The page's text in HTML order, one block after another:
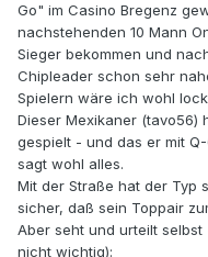
Go" im Casino Bregenz
nachstehenden 10 Mann
Sieger bekommen und
Chipleader schon sehr
Spielern wäre ich wohl
Dieser Mexikaner
gespielt - und das er mit
sagt wohl alles.
Mit der Straße hat der Typ
sicher, daß sein Toppair
Aber seht und urteilt
nicht wichtig):